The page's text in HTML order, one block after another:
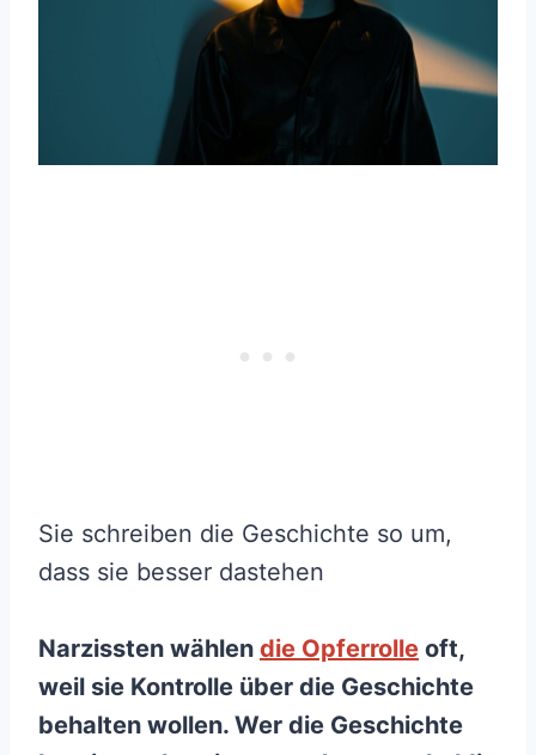
Sie schreiben die Geschichte so um,
dass sie besser dastehen
Narzissten wählen die Opferrolle oft,
weil sie Kontrolle über die Geschichte
behalten wollen. Wer die Geschichte